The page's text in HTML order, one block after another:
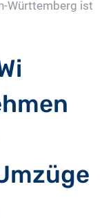
Württemberg ist